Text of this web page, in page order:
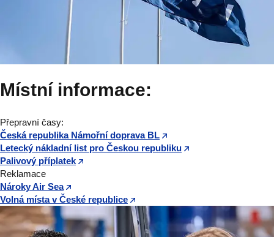
Místní informace:
Přepravní časy:
Česká republika Námořní doprava BL
Letecký nákladní list pro Českou republiku
Palivový příplatek
Reklamace
Nároky Air Sea
Volná místa v České republice